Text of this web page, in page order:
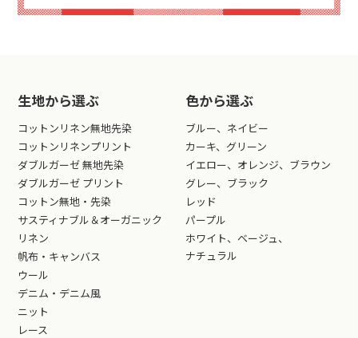
生地から選ぶ
コットンリネン無地先染
コットンリネンプリント
ダブルガーゼ 無地先染
ダブルガーゼ プリント
コットン無地・先染
サスティナブル＆オーガニック
リネン
帆布・キャンバス
ウール
デニム・デニム風
ニット
レース
色から選ぶ
ブルー、ネイビー
カーキ、グリーン
イエロー、オレンジ、ブラウン
グレー、ブラック
レッド
パープル
ホワイト、ベージュ、
ナチュラル